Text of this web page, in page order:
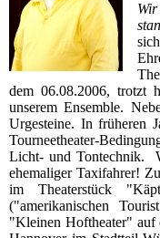
dem 06.08.2006, trotzt
unserem Ensemble.
Urgesteine. In früheren
Tourneetheater-
Licht- und Tontechnik.
ehemaliger Taxifahrer!
im Theaterstück
("amerikanischen
"Kleinen Hoftheater" auf